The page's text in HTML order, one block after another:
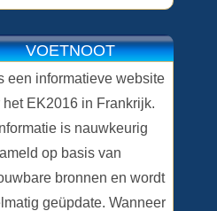
VOETNOOT
een informatieve website
het EK2016 in Frankrijk.
is nauwkeurig
op basis van
bronnen en wordt
geüpdate. Wanneer